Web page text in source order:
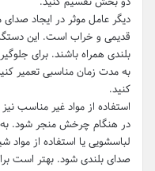
دیگر عامل موثر در ایجاد
قدیمی و خراب است. این
بلندی همراه باشند. برای
به مدت زمان مناسبی تعمیر
کنید.
استفاده از مواد غیر مناسب
در هنگام چرخش منجر شود. به
لباسشویی یا استفاده از مواد
صدای بلندی شود. بهتر است